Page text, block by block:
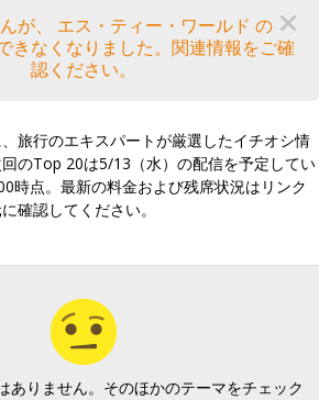
が、 エス・ティー・ワールド の
きなくなりました。関連情報をご確
認ください。
旅行のエキスパートが厳選したイチオシ情
のTop 20は5/13（水）の配信を予定してい
時点。最新の料金および残席状況はリンク
確認してください。
ありません。そのほかのテーマをチェック